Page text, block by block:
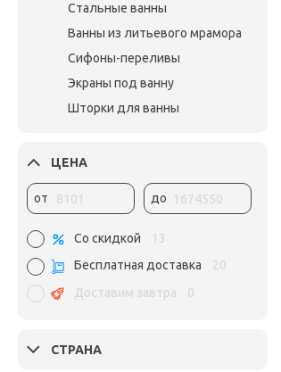
Стальные ванны
Ванны из литьевого мрамора
Сифоны-переливы
Экраны под ванну
Шторки для ванны
ЦЕНА
от до
Со скидкой
13
Бесплатная доставка
20
Доставим завтра
0
СТРАНА